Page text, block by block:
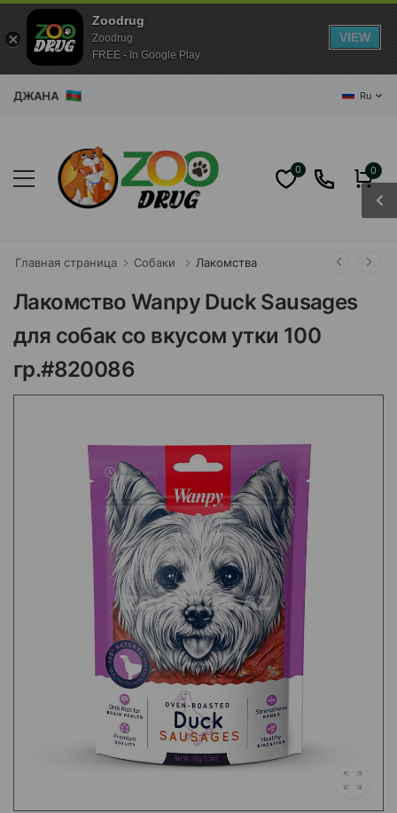
Ru
0 0
Главная страница Собаки Лакомства
Лакомство Wanpy Duck Sausages
для собак со вкусом утки 100
гр.#820086
Zoodrug
Zoodrug
FREE - In Google Play
VIEW